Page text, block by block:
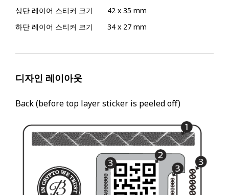
상단 레이어 스티커 크기
하단 레이어 스티커 크기
42 x 35 mm
34 x 27 mm
디자인 레이아웃
Back (before top layer sticker is peeled off)